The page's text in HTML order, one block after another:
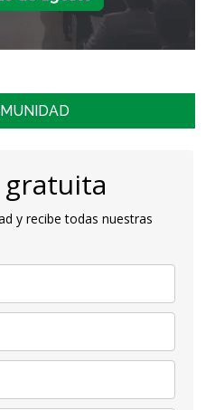
y recibe todas nuestras